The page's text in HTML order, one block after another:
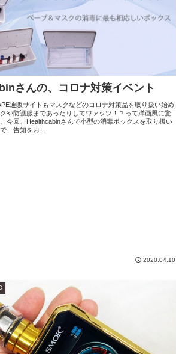
さんの、コロナ対策イベント
通販サイトもマスクなどのコロナ対策品を取り扱い始め
や防護服まであったりしてワァッツ！？って洋画風に驚
今回、Healthcabinさんで小型の消毒ボックスを取り扱い
、告知をお...
2020.04.10